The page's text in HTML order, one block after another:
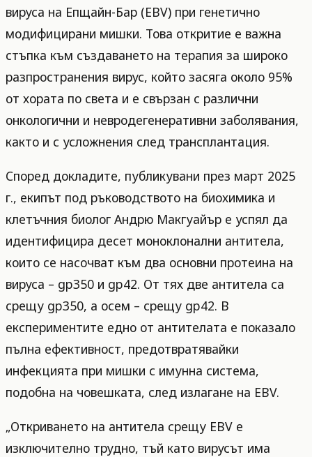
вируса на Епщайн-Бар (EBV) при генетично
модифицирани мишки. Това откритие е важна
стъпка към създаването на терапия за широко
разпространения вирус, който засяга около 95%
от хората по света и е свързан с различни
онкологични и невродегенеративни заболявания,
както и с усложнения след трансплантация.
Според докладите, публикувани през март 2025
г., екипът под ръководството на биохимика и
клетъчния биолог Андрю Макгуайър е успял да
идентифицира десет моноклонални антитела,
които се насочват към два основни протеина на
вируса – gp350 и gp42. От тях две антитела са
срещу gp350, а осем – срещу gp42. В
експериментите едно от антителата е показало
пълна ефективност, предотвратявайки
инфекцията при мишки с имунна система,
подобна на човешката, след излагане на EBV.
„Откриването на антитела срещу EBV е
изключително трудно, тъй като вирусът има